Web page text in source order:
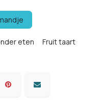
eten
Fruit taart